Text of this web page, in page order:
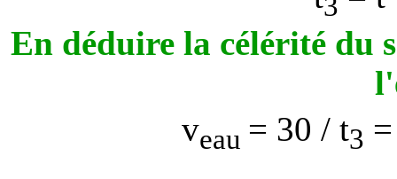
En déduire la célérité du
veau = 30 / t3